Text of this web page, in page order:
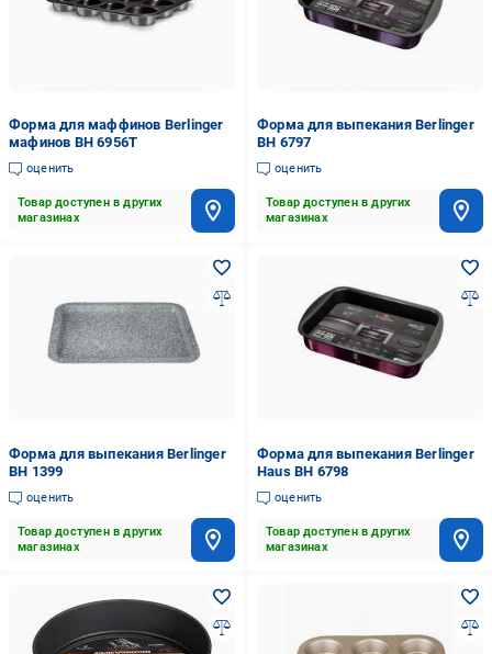
Форма для маффинов Berlinger
мафинов BH 6956T
оценить
Товар доступен в других
магазинах
Форма для выпекания Berlinger
BH 6797
оценить
Товар доступен в других
магазинах
Форма для выпекания Berlinger
BH 1399
оценить
Товар доступен в других
магазинах
Форма для выпекания Berlinger
Haus BH 6798
оценить
Товар доступен в других
магазинах